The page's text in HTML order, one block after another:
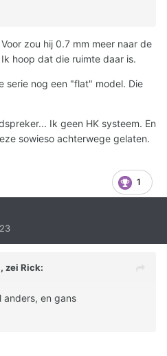
zou hij 0.7 mm meer naar de
hoop dat die ruimte daar is.
serie nog een "flat" model. Die
Ik geen HK systeem. En
sowieso achterwege gelaten.
1
zei Rick:
anders, en gans